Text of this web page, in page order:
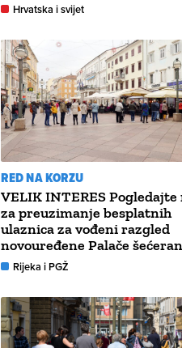
Hrvatska i svijet
RED NA KORZU
VELIK INTERES Pogledajte
za preuzimanje besplatnih
ulaznica za vođeni razgled
novouređene Palače
Rijeka i PGŽ